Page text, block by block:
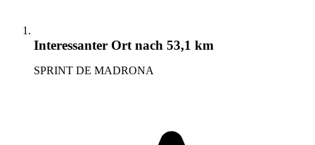
Interessanter Ortnach 53,1 km
SPRINT DE MADRONA